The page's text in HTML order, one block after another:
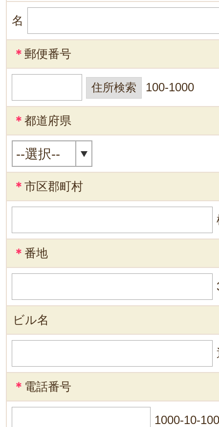
名
＊ 郵便番号
100-1000
＊ 都道府県
＊ 市区郡町村
＊ 番地
ビル名
＊ 電話番号
1000-10-